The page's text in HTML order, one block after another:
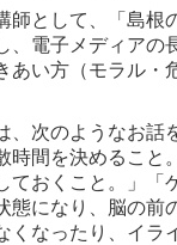
として、「島根
、電子メディアの
あい方（モラル
次のようなお話
時間を決めること
ておくこと。」「
態になり、脳の前
くなったり、イラ